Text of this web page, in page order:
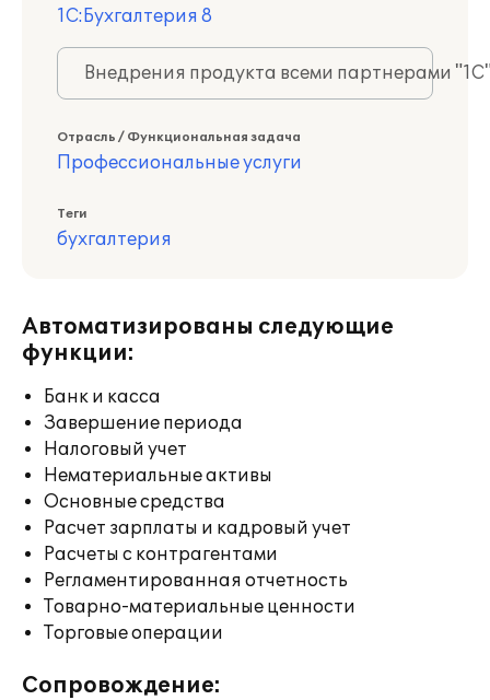
1С:Бухгалтерия 8
Внедрения продукта всеми партнерами
Отрасль / Функциональная задача
Профессиональные услуги
Теги
бухгалтерия
Автоматизированы следующие
функции:
Банк и касса
Завершение периода
Налоговый учет
Нематериальные активы
Основные средства
Расчет зарплаты и кадровый учет
Расчеты с контрагентами
Регламентированная отчетность
Товарно-материальные ценности
Торговые операции
Сопровождение: